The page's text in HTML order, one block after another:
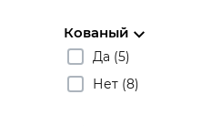
Кованый
Да (5)
Нет (8)